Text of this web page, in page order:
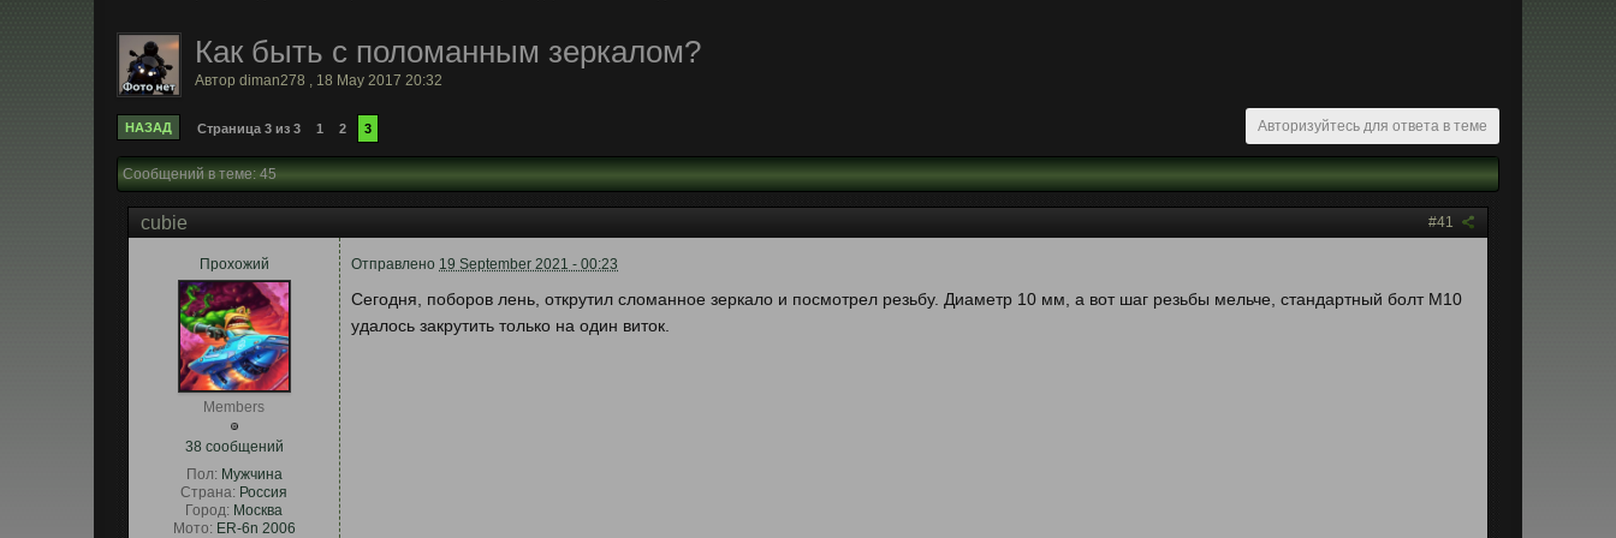
Как быть с поломанным зеркалом?
Авторdiman278 , 18 May 2017 20:32
НАЗАД Страница 3 из 3 1 2 3 Авторизуйтесь для ответа в теме
Сообщений в теме: 45
#41
cubie
Прохожий
Members
38 сообщений
Пол: Мужчина
Страна: Россия
Город: Москва
Мото: ER-6n 2006
Отправлено 19 September 2021 - 00:23
Сегодня, поборов лень, открутил сломанное зеркало и посмотрел резьбу. Диаметр 10 мм, а вот шаг резьбы мельче, стандартный болт М10
удалось закрутить только на один виток.